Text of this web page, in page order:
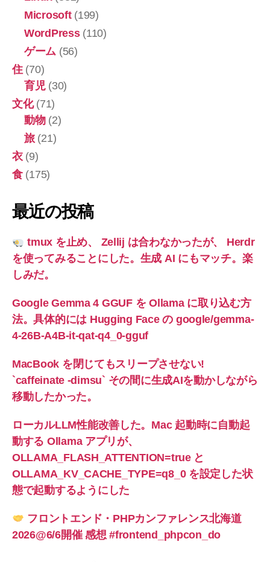
Microsoft(199)
WordPress(110)
ゲーム (56)
住(70)
育児(30)
文化(71)
動物(2)
旅(21)
衣(9)
食(175)
最近の投稿
tmux を止め、 Zellij は合わなかったが、 Herdr
を使ってみることにした。生成 AI にもマッチ。楽
しみだ。
Google Gemma 4 GGUF を Ollama に取り込む方
法。具体的には Hugging Face の google/gemma-
4-26B-A4B-it-qat-q4_0-gguf
MacBook を閉じてもスリープさせない!
`caffeinate -dimsu` その間に生成AIを動かしながら
移動したかった。
ローカルLLM性能改善した。Mac 起動時に自動起
動する Ollama アプリが、
OLLAMA_FLASH_ATTENTION=true と
OLLAMA_KV_CACHE_TYPE=q8_0 を設定した状
態で起動するようにした
フロントエンド・PHPカンファレンス北海道
2026@6/6開催 感想 #frontend_phpcon_do